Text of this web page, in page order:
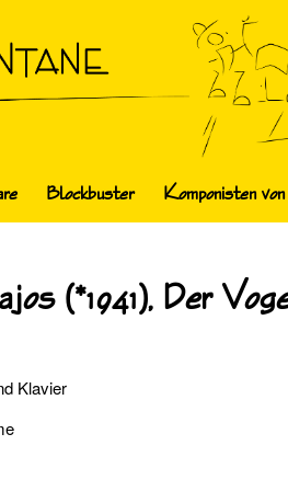
Blockbuster Komponisten
(*1941), Der
Klavier